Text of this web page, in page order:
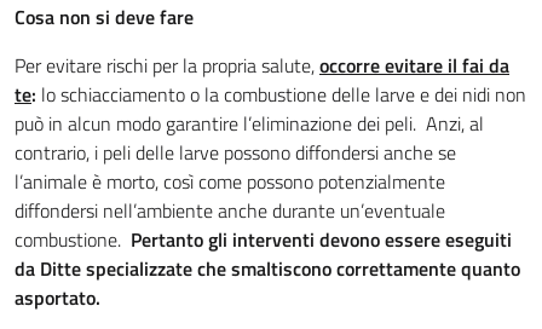
Cosa non si deve fare
Per evitare rischi per la propria salute,occorre evitare il fai da
te: lo schiacciamento o la combustione delle larve e dei nidi non
può in alcun modo garantire l’eliminazione dei peli. Anzi, al
contrario, i peli delle larve possono diffondersi anche se
l’animale è morto, così come possono potenzialmente
diffondersi nell’ambiente anche durante un’eventuale
combustione. Pertanto gli interventi devono essere eseguiti
da Ditte specializzate che smaltiscono correttamente quanto
asportato.